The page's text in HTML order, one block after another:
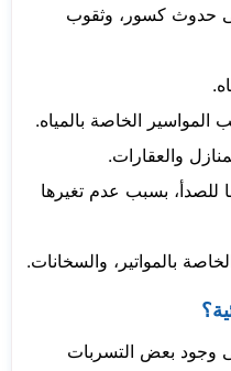
حدوث كسور، وثقوب
الخاصة بالمياه.
والعقارات.
للصدأ، بسبب عدم تغيرها
بالمواتير، والسخانات.
وجود بعض التسربات